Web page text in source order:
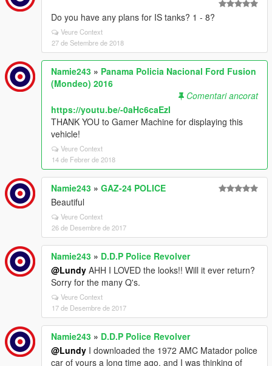
Do you have any plans for IS tanks? 1 - 8?
Veure Context
27 de Setembre de 2018
Namie243 » Panama Policia Nacional Ford Fusion
(Mondeo) 2016
Comentari ancorat
https://youtu.be/-0aHc6caEzI
THANK YOU to Gamer Machine for displaying this
vehicle!
Veure Context
14 de Febrer de 2018
Namie243 » GAZ-24 POLICE
Beautiful
Veure Context
26 de Desembre de 2017
Namie243 » D.D.P Police Revolver
@Lundy AHH I LOVED the looks!! Will it ever return?
Sorry for the many Q's.
Veure Context
17 de Desembre de 2017
Namie243 » D.D.P Police Revolver
@Lundy I downloaded the 1972 AMC Matador police
car of yours a long time ago, and I was thinking of